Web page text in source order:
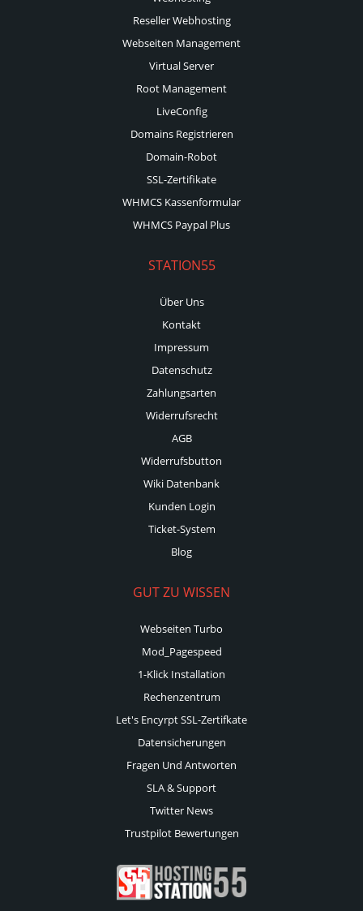
Reseller Webhosting
Webseiten Management
Virtual Server
Root Management
LiveConfig
Domains Registrieren
Domain-Robot
SSL-Zertifikate
WHMCS Kassenformular
WHMCS Paypal Plus
STATION55
Über Uns
Kontakt
Impressum
Datenschutz
Zahlungsarten
Widerrufsrecht
AGB
Widerrufsbutton
Wiki Datenbank
Kunden Login
Ticket-System
Blog
GUT ZU WISSEN
Webseiten Turbo
Mod_Pagespeed
1-Klick Installation
Rechenzentrum
Let's Encyrpt SSL-Zertifkate
Datensicherungen
Fragen Und Antworten
SLA & Support
Twitter News
Trustpilot Bewertungen